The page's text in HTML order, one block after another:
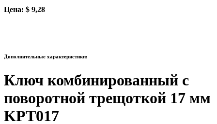
Цена: $ 9,28
Дополнительные характеристики:
Ключ комбинированный с
поворотной трещоткой 17 мм
KPT017